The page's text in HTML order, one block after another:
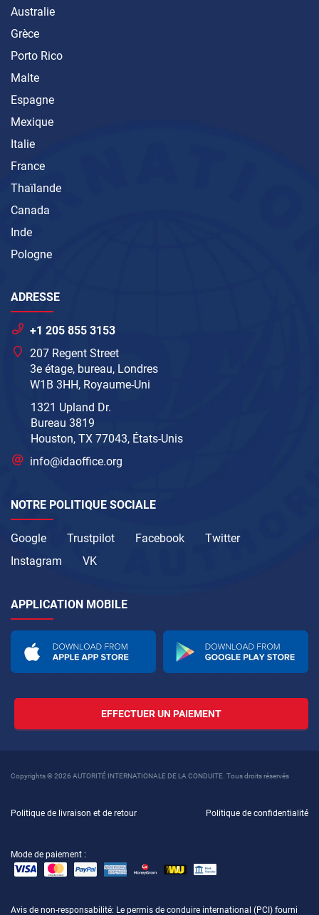
Australie
Grèce
Porto Rico
Malte
Espagne
Mexique
Italie
France
Thaïlande
Canada
Inde
Pologne
ADRESSE
+1 205 855 3153
207 Regent Street
3e étage, bureau, Londres
W1B 3HH, Royaume-Uni
1321 Upland Dr.
Bureau 3819
Houston, TX 77043, États-Unis
info@idaoffice.org
NOTRE POLITIQUE SOCIALE
Google Trustpilot Facebook
Twitter
Instagram
VK
APPLICATION MOBILE
EFFECTUER UN PAIEMENT
Copyrights © 2026 AUTORITÉ INTERNATIONALE DE LA CONDUITE. Tous droits réservés
Politique de livraison et de retour Politique de confidentialité
Mode de paiement :
Avis de non-responsabilité: Le permis de conduire international (PCI) fourni